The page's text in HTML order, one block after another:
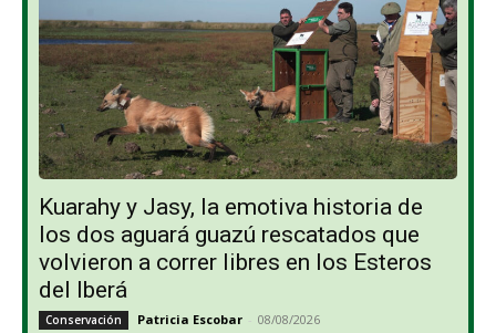
Kuarahy y Jasy, la emotiva historia de
los dos aguará guazú rescatados que
volvieron a correr libres en los Esteros
del Iberá
Conservación Patricia Escobar - 08/08/2026